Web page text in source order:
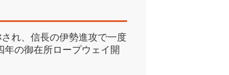
れ、信長の伊勢進攻で一度
の御在所ロープウェイ開